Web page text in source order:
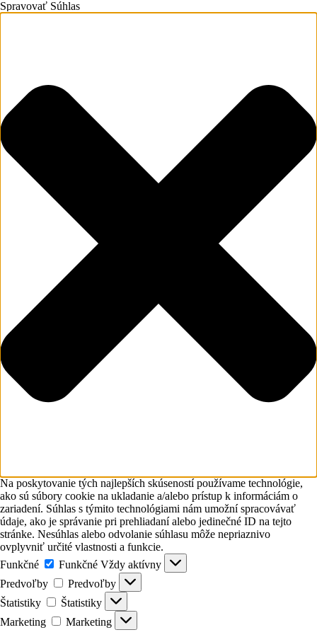
Spravovať Súhlas
Na poskytovanie tých najlepších skúseností používame technológie,
ako sú súbory cookie na ukladanie a/alebo prístup k informáciám o
zariadení. Súhlas s týmito technológiami nám umožní spracovávať
údaje, ako je správanie pri prehliadaní alebo jedinečné ID na tejto
stránke. Nesúhlas alebo odvolanie súhlasu môže nepriaznivo
ovplyvniť určité vlastnosti a funkcie.
Funkčné
Funkčné Vždy aktívny
Predvoľby
Predvoľby
Štatistiky
Štatistiky
Marketing
Marketing